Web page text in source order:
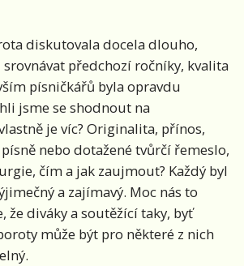
diskutovala docela dlouho,
předchozí ročníky, kvalita
písničkářů byla opravdu
jsme se shodnout na
je víc? Originalita, přínos,
nebo dotažené tvůrčí řemeslo,
čím a jak zaujmout? Každý byl
a zajímavý. Moc nás to
že diváky a soutěžící taky, byť
může být pro některé z nich